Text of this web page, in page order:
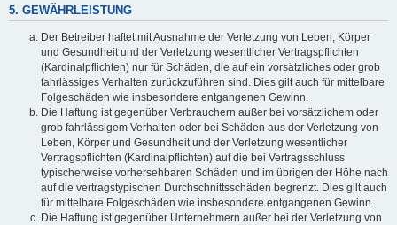
5. GEWÄHRLEISTUNG
Der Betreiber haftet mit Ausnahme der Verletzung von Leben, Körper
und Gesundheit und der Verletzung wesentlicher Vertragspflichten
(Kardinalpflichten) nur für Schäden, die auf ein vorsätzliches oder grob
fahrlässiges Verhalten zurückzuführen sind. Dies gilt auch für mittelbare
Folgeschäden wie insbesondere entgangenen Gewinn.
Die Haftung ist gegenüber Verbrauchern außer bei vorsätzlichem oder
grob fahrlässigem Verhalten oder bei Schäden aus der Verletzung von
Leben, Körper und Gesundheit und der Verletzung wesentlicher
Vertragspflichten (Kardinalpflichten) auf die bei Vertragsschluss
typischerweise vorhersehbaren Schäden und im übrigen der Höhe nach
auf die vertragstypischen Durchschnittsschäden begrenzt. Dies gilt auch
für mittelbare Folgeschäden wie insbesondere entgangenen Gewinn.
Die Haftung ist gegenüber Unternehmern außer bei der Verletzung von